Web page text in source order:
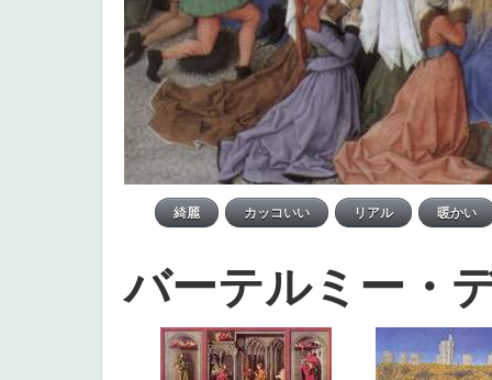
バーテルミー・